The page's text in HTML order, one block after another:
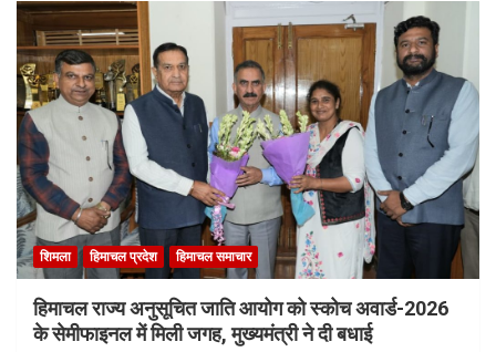
शिमला हिमाचल प्रदेश हिमाचल समाचार
हिमाचल राज्य अनुसूचित जाति आयोग को स्कोच अवार्ड-2026
के सेमीफाइनल में मिली जगह, मुख्यमंत्री ने दी बधाई